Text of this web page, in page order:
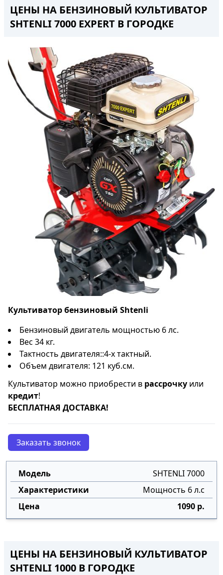
ЦЕНЫ НА БЕНЗИНОВЫЙ КУЛЬТИВАТОР
SHTENLI 7000 EXPERT В ГОРОДКЕ
Культиватор бензиновый Shtenli
Бензиновый двигатель мощностью 6 лс.
Вес 34 кг.
Тактность двигателя::4-х тактный.
Объем двигателя: 121 куб.см.
Культиватор можно приобрести в рассрочку или
кредит!
БЕСПЛАТНАЯ ДОСТАВКА!
Заказать звонок
SHTENLI 7000
Мощность 6 л.с
1090 р.
ЦЕНЫ НА БЕНЗИНОВЫЙ КУЛЬТИВАТОР
SHTENLI 1000 В ГОРОДКЕ